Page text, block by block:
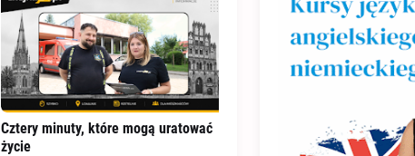
Cztery minuty, które mogą uratować
życie